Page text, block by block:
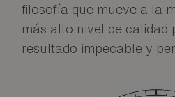
filosofía que mueve a la
más alto nivel de calidad
resultado impecable y